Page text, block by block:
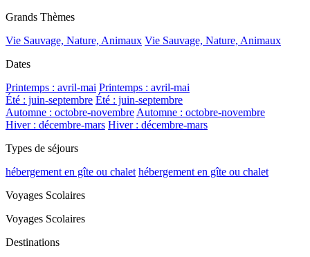
Grands Thèmes
Vie Sauvage, Nature, Animaux Vie Sauvage, Nature, Animaux
Dates
Printemps : avril-mai Printemps : avril-mai
Été : juin-septembre Été : juin-septembre
Automne : octobre-novembre Automne : octobre-novembre
Hiver : décembre-mars Hiver : décembre-mars
Types de séjours
hébergement en gîte ou chalet hébergement en gîte ou chalet
Voyages Scolaires
Voyages Scolaires
Destinations